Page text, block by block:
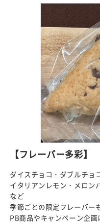
【フレーバー多彩】
ダイスチョコ・ダブルチョ
イタリアンレモン・メロン
など
季節ごとの限定フレーバー
PB商品やキャンペーン企画